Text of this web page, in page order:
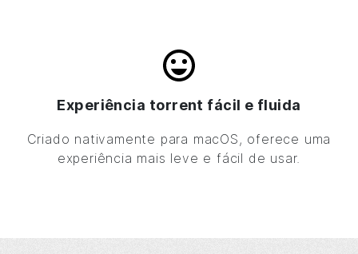
Experiência torrent fácil e fluida
Criado nativamente para macOS, oferece uma
experiência mais leve e fácil de usar.